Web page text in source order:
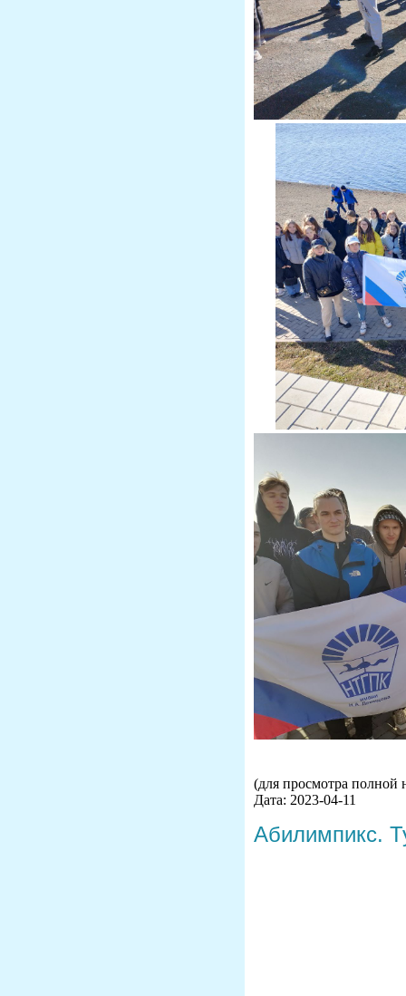
(для просмотра полной
Дата: 2023-04-11
Абилимпикс.